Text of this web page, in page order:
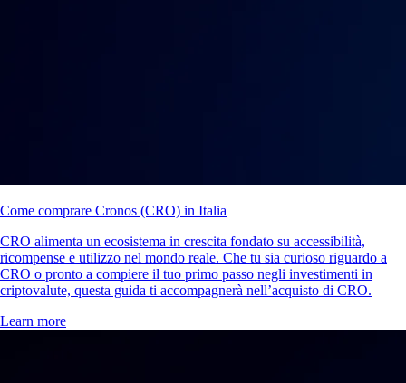
Come comprare Cronos (CRO) in Italia
CRO alimenta un ecosistema in crescita fondato su accessibilità,
ricompense e utilizzo nel mondo reale. Che tu sia curioso riguardo a
CRO o pronto a compiere il tuo primo passo negli investimenti in
criptovalute, questa guida ti accompagnerà nell’acquisto di CRO.
Learn more